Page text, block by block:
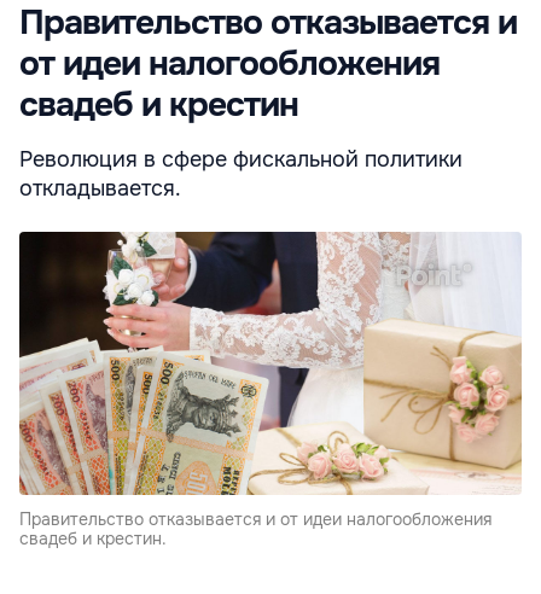
Правительство отказывается и
от идеи налогообложения
свадеб и крестин
Революция в сфере фискальной политики
откладывается.
Правительство отказывается и от идеи налогообложения
свадеб и крестин.